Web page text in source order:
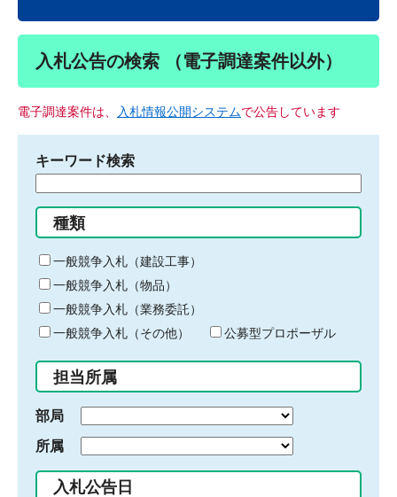
入札公告の検索 （電子調達案件以外）
電子調達案件は、 入札情報公開システムで公告しています
キーワード検索
る
キ
ー
ワ
ー
ド
入
力
種類
一般競争入札（建設工事）
一般競争入札（物品）
一般競争入札（業務委託）
一般競争入札（その他）
公募型プロポーザル
担当所属
部局
所属
入札公告日